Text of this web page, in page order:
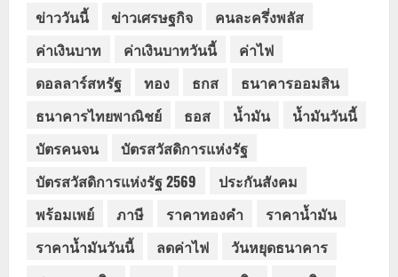
ข่าววันนี้ ข่าวเศรษฐกิจ
คนละครึ่งพลัส
ค่าเงินบาท
ค่าเงินบาทวันนี้
ค่าไฟ
ดอลลาร์สหรัฐ
ทอง ธกส
ธนาคารออมสิน
ธนาคารไทยพาณิชย์
ธอส น้ำมัน
น้ำมันวันนี้
บัตรคนจน
บัตรสวัสดิการแห่งรัฐ
บัตรสวัสดิการแห่งรัฐ 2569
ประกันสังคม
พร้อมเพย์
ภาษี ราคาทองคำ
ราคาน้ำมัน
ราคาน้ำมันวันนี้
ลดค่าไฟ
วันหยุดธนาคาร